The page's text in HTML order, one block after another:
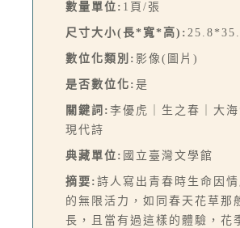
數量單位: 1頁/張
尺寸大小(長*寬*高):
數位化類別: 影像(圖片)
是否數位化: 是
關鍵詞: 李優虎｜生之春｜大海
現代詩
典藏單位: 國立臺灣文學館
摘要: 詩人寫出青春時生命因
的無限活力，如同春天花草那
長，且當有過這樣的體驗，花